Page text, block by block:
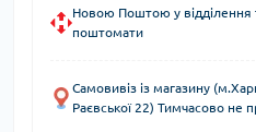
Новою Поштою у відділення
поштомати
Самовивіз із магазину
Раєвської 22) Тимчасово не